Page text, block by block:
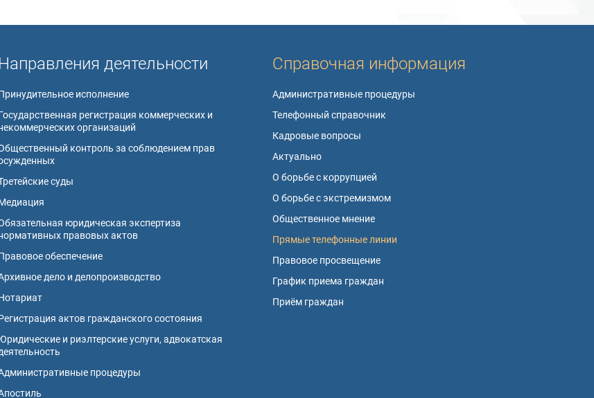
Направления деятельности
исполнение
регистрация коммерческих и
организаций
контроль за соблюдением прав
суды
юридическая экспертиза
правовых актов
обеспечение
дело и делопроизводство
актов гражданского состояния
и риэлтерские услуги, адвокатская
процедуры
Справочная информация
Административные процедуры
Телефонный справочник
Кадровые вопросы
Актуально
О борьбе с коррупцией
О борьбе с экстремизмом
Общественное мнение
Прямые телефонные линии
Правовое просвещение
График приема граждан
Приём граждан